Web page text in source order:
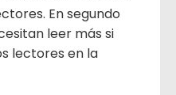
En segundo
leer más si
lectores en la